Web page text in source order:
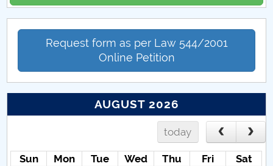
Request form as per Law 544/2001
Online Petition
AUGUST 2026
today
Sun Mon Tue Wed Thu Fri
Sat